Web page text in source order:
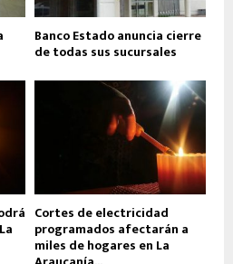
Banco Estado anuncia cierre
de todas sus sucursales
Cortes de electricidad
programados afectarán a
miles de hogares en La